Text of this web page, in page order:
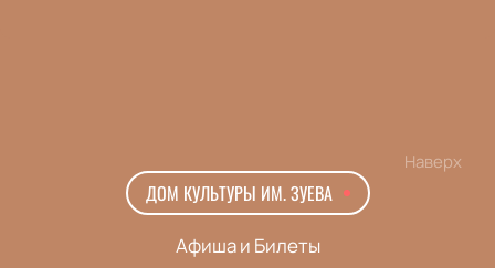
Наверх
ДОМ КУЛЬТУРЫ ИМ. ЗУЕВА
Афиша и Билеты